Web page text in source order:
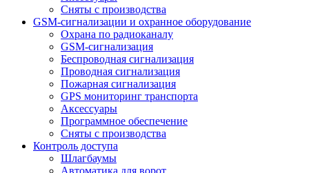
Сняты с производства
GSM-сигнализации и охранное оборудование
Охрана по радиоканалу
GSM-сигнализация
Беспроводная сигнализация
Проводная сигнализация
Пожарная сигнализация
GPS мониторинг транспорта
Аксессуары
Программное обеспечение
Сняты с производства
Контроль доступа
Шлагбаумы
Автоматика для ворот